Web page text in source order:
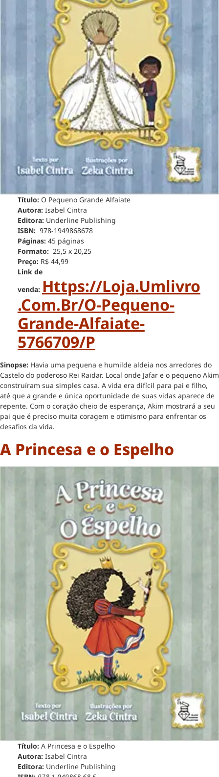
Título: O Pequeno Grande Alfaiate
Autora:Isabel Cintra
Editora:Underline Publishing
ISBN:978-1949868678
Páginas:45 páginas
Formato:25,5 x 20,25
Preço:R$ 44,99
Link de
venda: Https://loja.umlivro
.com.br/o-Pequeno-
Grande-Alfaiate-
5766709/p
Sinopse: Havia uma pequena e humilde aldeia nos arredores do
Castelo do poderoso Rei Raidar. Local onde Jafar e o pequeno Akim
construíram sua simples casa. A vida era difícil para pai e filho,
até que a grande e única oportunidade de suas vidas aparece de
repente. Com o coração cheio de esperança, Akim mostrará a seu
pai que é preciso muita coragem e otimismo para enfrentar os
desafios da vida.
A Princesa e o Espelho
Título: A Princesa e o Espelho
Autora:Isabel Cintra
Editora:Underline Publishing